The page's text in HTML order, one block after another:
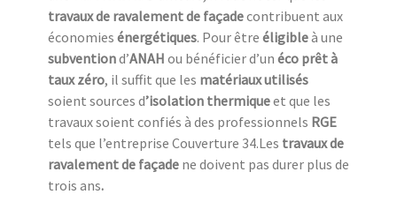
travaux de ravalement de façadecontribuent aux
économies énergétiques. Pour être éligibleà une
subventiond’ANAH ou bénéficier d’un éco prêt à
taux zéro, il suffit que les matériaux utilisés
soient sources d’isolation thermiqueet que les
travaux soient confiés à des professionnels RGE
tels que l’entreprise Couverture 34.Les travaux de
ravalement de façade ne doivent pas durer plus de
trois ans.